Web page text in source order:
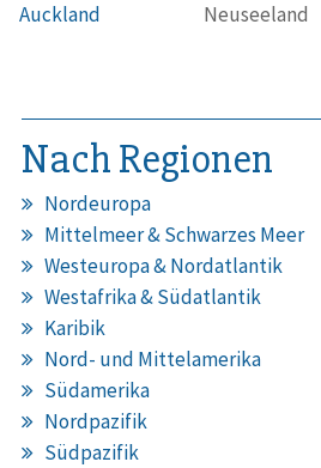
Auckland
Neuseeland
Nach Regionen
Nordeuropa
Mittelmeer & Schwarzes Meer
Westeuropa & Nordatlantik
Westafrika & Südatlantik
Karibik
Nord- und Mittelamerika
Südamerika
Nordpazifik
Südpazifik